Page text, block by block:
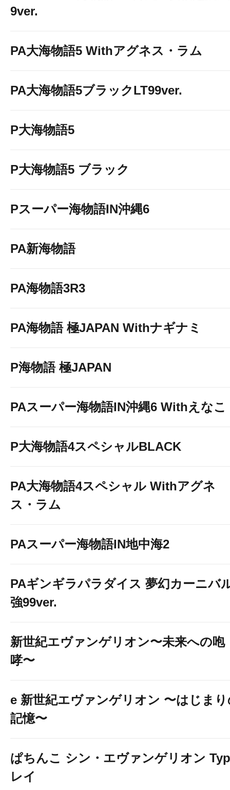
9ver.
PA大海物語5 Withアグネス・ラム
PA大海物語5ブラックLT99ver.
P大海物語5
P大海物語5 ブラック
Pスーパー海物語IN沖縄6
PA新海物語
PA海物語3R3
PA海物語 極JAPAN Withナギナミ
P海物語 極JAPAN
PAスーパー海物語IN沖縄6 Withえなこ
P大海物語4スペシャルBLACK
PA大海物語4スペシャル Withアグネ
ス・ラム
PAスーパー海物語IN地中海2
PAギンギラパラダイス 夢幻カーニバ
強99ver.
新世紀エヴァンゲリオン〜未来への咆
哮〜
e 新世紀エヴァンゲリオン 〜はじま
記憶〜
ぱちんこ シン・エヴァンゲリオン
レイ